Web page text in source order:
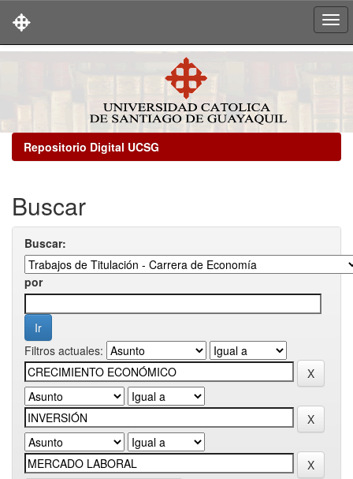
Repositorio Digital UCSG
Buscar
Buscar:
por
Filtros actuales: